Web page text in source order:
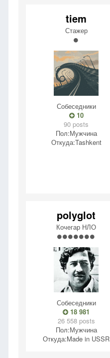
tiem
Стажер
Собеседники
10
90 posts
Пол:Мужчина
Откуда:Tashkent
polyglot
Кочегар НЛО
Собеседники
18 981
26 558 posts
Пол:Мужчина
Откуда:Made in USSR